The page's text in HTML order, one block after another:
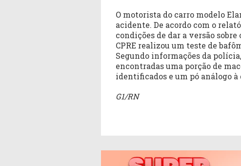
O motorista do carro modelo
acidente. De acordo com o
condições de dar a versão
CPRE realizou um teste de
Segundo informações da
encontradas uma porção de
identificados e um pó análogo à
G1/RN